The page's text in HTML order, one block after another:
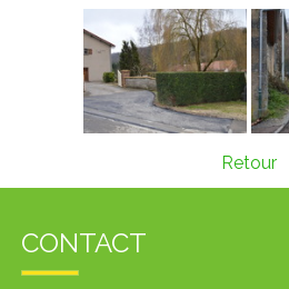
Retour
CONTACT